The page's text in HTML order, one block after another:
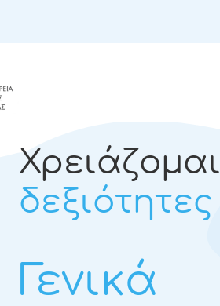
Χρειάζομαι
δεξιότητες
Γενικά